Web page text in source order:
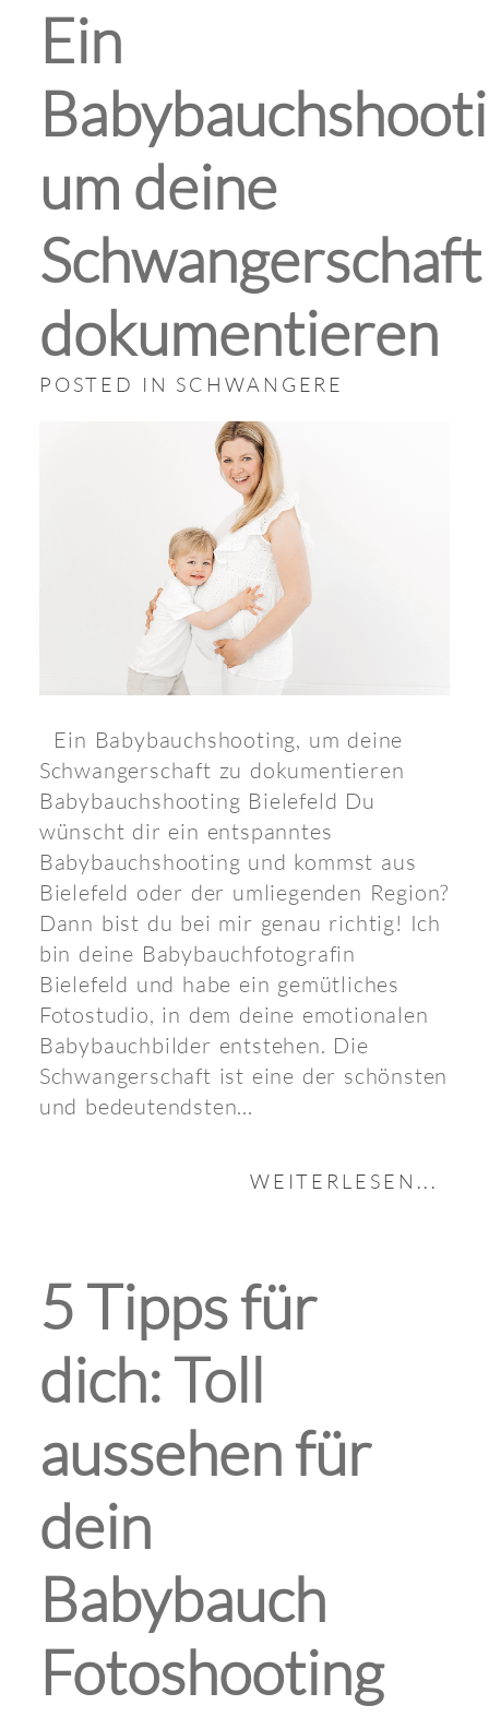
Ein
um deine
dokumentieren
POSTED IN SCHWANGERE
Ein Babybauchshooting, um deine
Schwangerschaft zu dokumentieren
Babybauchshooting Bielefeld Du
wünscht dir ein entspanntes
Babybauchshooting und kommst aus
Bielefeld oder der umliegenden Region?
Dann bist du bei mir genau richtig! Ich
bin deine Babybauchfotografin
Bielefeld und habe ein gemütliches
Fotostudio, in dem deine emotionalen
Babybauchbilder entstehen. Die
Schwangerschaft ist eine der schönsten
und bedeutendsten...
WEITERLESEN...
5 Tipps für
dich: Toll
aussehen für
dein
Babybauch
Fotoshooting